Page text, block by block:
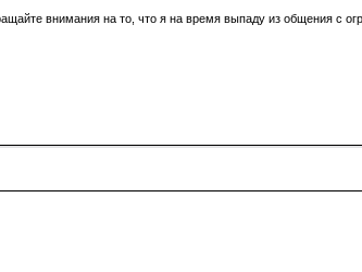
внимания на то, что я на время выпаду из общения